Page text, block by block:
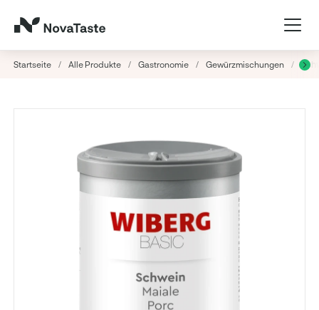
Startseite / Alle Produkte / Gastronomie / Gewürzmischungen /